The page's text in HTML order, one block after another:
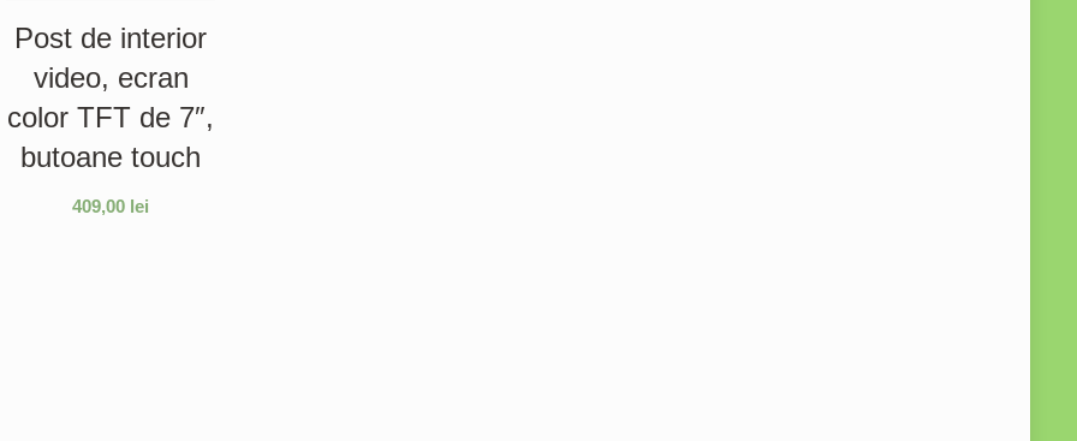
Post de interior
video, ecran
color TFT de 7″,
butoane touch
409,00 lei